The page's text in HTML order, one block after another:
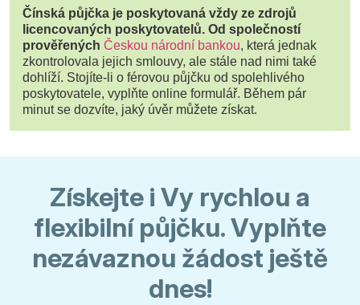
Čínská půjčka je poskytovaná vždy ze zdrojů
licencovaných poskytovatelů. Od společností
prověřených Českou národní bankou, která jednak
zkontrolovala jejich smlouvy, ale stále nad nimi také
dohlíží. Stojíte-li o férovou půjčku od spolehlivého
poskytovatele, vyplňte online formulář. Během pár
minut se dozvíte, jaký úvěr můžete získat.
Získejte i Vy rychlou a
flexibilní půjčku. Vyplňte
nezávaznou žádost ještě
dnes!